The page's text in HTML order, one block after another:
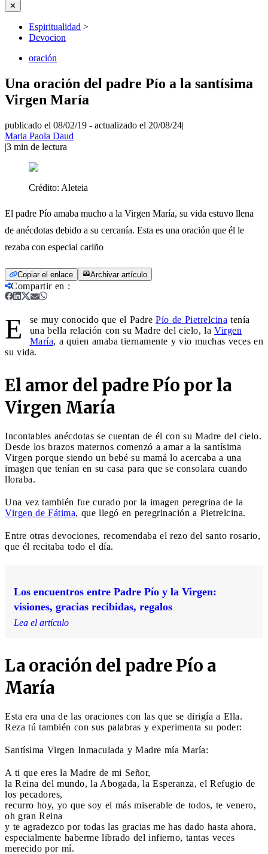
✕
Espiritualidad >
Devocion
oración
Una oración del padre Pío a la santísima
Virgen María
publicado el 08/02/19 - actualizado el 20/08/24|
Maria Paola Daud
|3 min de lectura
Crédito: Aleteia
El padre Pío amaba mucho a la Virgen María, su vida estuvo llena
de anécdotas debido a su cercanía. Esta es una oración que él le
rezaba con especial cariño
Copiar el enlace Archivar artículo
Compartir en :
E se muy conocido que el Padre Pío de Pietrelcina tenía
una bella relación con su Madre del cielo, la Virgen
María, a quien amaba tiernamente y vio muchas veces en
su vida.
El amor del padre Pío por la
Virgen María
Incontables anécdotas se cuentan de él con su Madre del cielo.
Desde los brazos maternos comenzó a amar a la santísima
Virgen porque siendo un bebé su mamá lo acercaba a una
imagen que tenían en su casa para que se consolara cuando
lloraba.
Una vez también fue curado por la imagen peregrina de la
Virgen de Fátima, que llegó en peregrinación a Pietrelcina.
Entre otras devociones, recomendaba el rezo del santo rosario,
que él recitaba todo el día.
Los encuentros entre Padre Pío y la Virgen:
visiones, gracias recibidas, regalos
Lea el artículo
La oración del padre Pío a
María
Esta era una de las oraciones con las que se dirigía a Ella.
Reza tú también con sus palabras y experimenta su poder:
Santísima Virgen Inmaculada y Madre mía María:
A ti que eres la Madre de mi Señor,
la Reina del mundo, la Abogada, la Esperanza, el Refugio de
los pecadores,
recurro hoy, yo que soy el más miserable de todos, te venero,
oh gran Reina
y te agradezco por todas las gracias me has dado hasta ahora,
especialmente haberme librado del infierno, tantas veces
merecido por mí.